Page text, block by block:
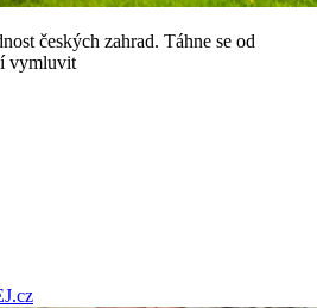
českých zahrad. Táhne se od
vymluvit